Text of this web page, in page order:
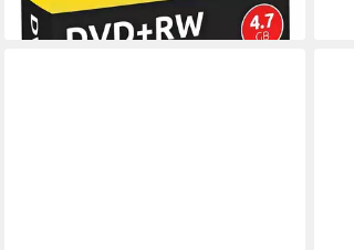
lieferbar - in 2-3 Werktagen bei dir